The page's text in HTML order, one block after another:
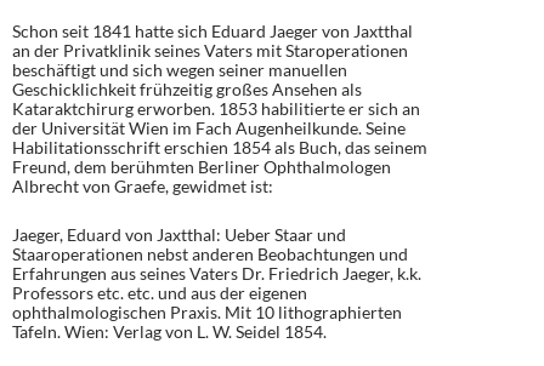
Schon seit 1841 hatte sich Eduard Jaeger von Jaxtthal
an der Privatklinik seines Vaters mit Staroperationen
beschäftigt und sich wegen seiner manuellen
Geschicklichkeit frühzeitig großes Ansehen als
Kataraktchirurg erworben. 1853 habilitierte er sich an
der Universität Wien im Fach Augenheilkunde. Seine
Habilitationsschrift erschien 1854 als Buch, das seinem
Freund, dem berühmten Berliner Ophthalmologen
Albrecht von Graefe, gewidmet ist:
Jaeger, Eduard von Jaxtthal: Ueber Staar und
Staaroperationen nebst anderen Beobachtungen und
Erfahrungen aus seines Vaters Dr. Friedrich Jaeger, k.k.
Professors etc. etc. und aus der eigenen
ophthalmologischen Praxis. Mit 10 lithographierten
Tafeln. Wien: Verlag von L. W. Seidel 1854.